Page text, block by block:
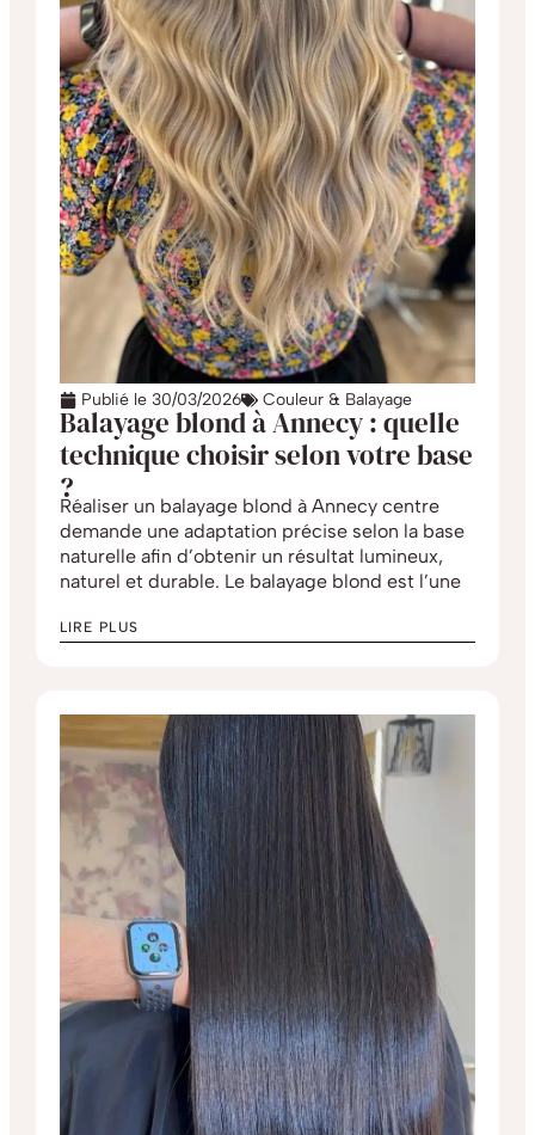
Publié le 30/03/2026 Couleur & Balayage
Balayage blond à Annecy : quelle
technique choisir selon votre base
?
Réaliser un balayage blond à Annecy centre
demande une adaptation précise selon la base
naturelle afin d’obtenir un résultat lumineux,
naturel et durable. Le balayage blond est l’une
LIRE PLUS